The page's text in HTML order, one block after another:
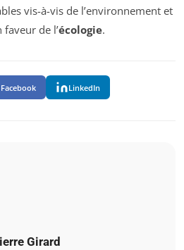
vis-à-vis de l’environnement et
de l’écologie.
Facebook LinkedIn
Girard